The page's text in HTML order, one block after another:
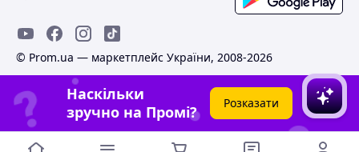
© Prom.ua — маркетплейс України, 2008-2026
Наскільки
зручно на Промі?
Розказати